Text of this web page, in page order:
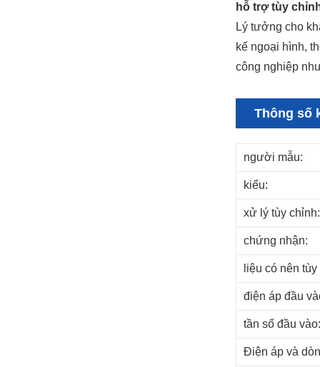
hỗ trợ tùy
Lý tưởng cho
kế ngoại hình,
công nghiệp
Thông số
người mẫu:
kiểu:
xử lý tùy chỉnh:
chứng nhận:
liệu có nên
điện áp đầu
tần số đầu vào:
Điện áp và